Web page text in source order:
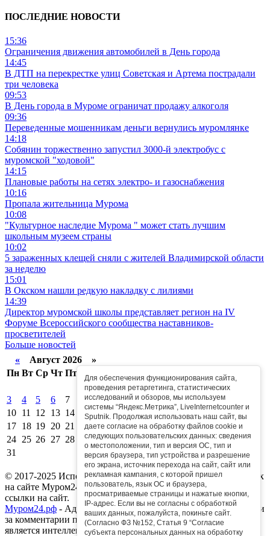
Для обеспечения функционирования сайта,
проведения ретаргетинга, статистических
исследований и обзоров, мы используем
системы “Яндекс.Метрика”, LiveInternetcounter и
Sputnik. Продолжая использовать наш сайт, вы
даете согласие на обработку файлов cookie и
следующих пользовательских данных: сведения
о местоположении, тип и версия ОС, тип и
версия браузера, тип устройства и разрешение
его экрана, источник перехода на сайт, сайт или
рекламная кампания, с которой пришел
пользователь, язык ОС и браузера,
просматриваемые страницы и нажатые кнопки,
IP-адрес. Если вы не согласны с обработкой
ваших данных, пожалуйста, покиньте сайт.
(Согласно ФЗ №152, Статья 9 “Согласие
субъекта персональных данных на обработку
ПОСЛЕДНИЕ НОВОСТИ
15:36
Ограничения движения автомобилей в День города
14:45
В ДТП на перекрестке улиц Советская и Артема пострадали
три человека
09:53
В День города в Муроме ограничат продажу алкоголя
09:36
Переведенные мошенникам деньги вернулись муромлянке
14:18
Собянин торжественно запустил 3000-й электробус с
муромской "ходовой"
14:15
Плановые работы на сетях электро- и газоснабжения
10:16
Пропала жительница Мурома
10:08
"Культурное наследие Мурома " может стать лучшим
школьным музеем страны
10:02
5 зараженных клещей сняли с жителей Владимирской области
за неделю
15:01
В Окском нашли редкую накладку с лилиями
14:39
Директор муромской школы представляет регион на IV
Форуме Всероссийского сообщества наставников-
просветителей
Больше новостей
« Август 2026 »
Пн Вт Ср Чт Пт Сб
2
3
4 5 6 7
9
10 11 12 13 14 15 16
17 18 19 20 21 22 23
24 25 26 27 28 29 30
31
© 2017-2025 Использование любых материалов, размещенных
на сайте Муром24, разрешается только при условии активной
ссылки на сайт.
Муром24.рф - Администрация сайта не несет ответственности
за комментарии пользователей к информации, которая
является интеллектуальной собственностью сайта.